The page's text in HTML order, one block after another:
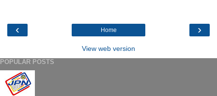
‹ ›
Home
View web version
POPULAR POSTS